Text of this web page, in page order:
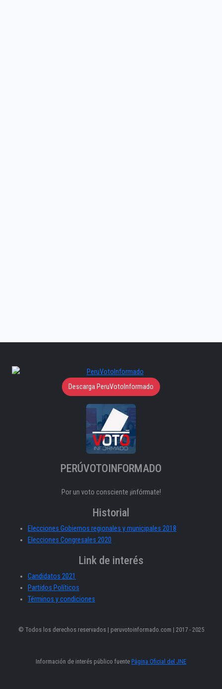
Descarga PeruVotoInformado
PERÚVOTOINFORMADO
Por un voto consciente ¡infórmate!
Historial
Elecciones Gobiernos regionales y municipales 2018
Elecciones Congresales 2020
Link de interés
Candidatos 2021
Partidos Políticos
Términos y condiciones
© Todos los derechos reservados | peruvotoinformado.com | 2017 - 2025
Información de interés público fuente Página Oficial del JNE